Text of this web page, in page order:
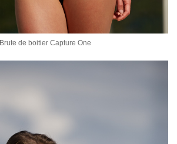
Brute de boitier Capture One